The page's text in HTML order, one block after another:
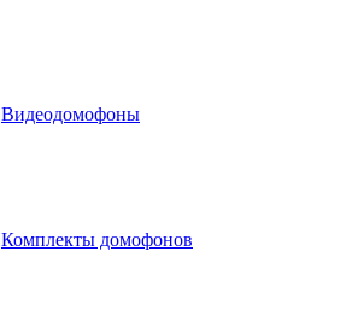
Видеодомофоны
Комплекты домофонов